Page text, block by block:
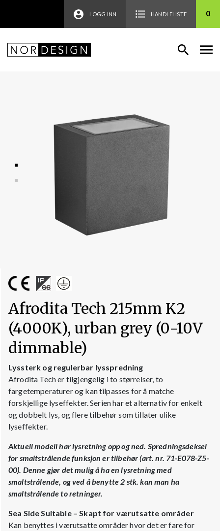
LOGG INN HANDLELISTE 0
Afrodita Tech 215mm K2
(4000K), urban grey (0-10V
dimmable)
Lyssterk og regulerbar lysspredning
Afrodita Tech er tilgjengelig i to størrelser, to
fargetemperaturer og kan tilpasses for å matche
forskjellige lyseffekter. Serien har et alternativ for enkelt
og dobbelt lys, og flere tilbehør som tillater ulike
lyseffekter.
Aktuell modell har lysretning opp og ned. Spredningsdeksel
for smaltstrålende funksjon er tilbehør (art. nr. 71-E078-Z5-
00). Denne gjør det mulig å ha en lysretning med
smaltstrålende, og ved å benytte 2 stk. kan man ha
smaltstrålende to retninger.
Sea Side Suitable – Skapt for værutsatte områder
Kan benyttes i værutsatte områder hvor det er fare for